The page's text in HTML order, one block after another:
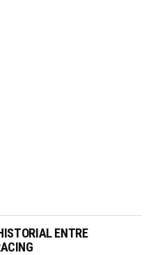
ENTRE